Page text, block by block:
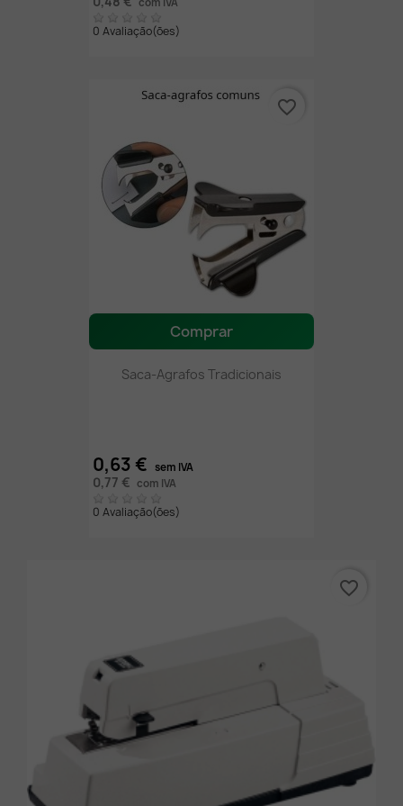
0 Avaliação(ões)
Comprar
Saca-Agrafos Tradicionais
0,63 € sem IVA
0,77 € com IVA
0 Avaliação(ões)
favorite_border
favorite_border